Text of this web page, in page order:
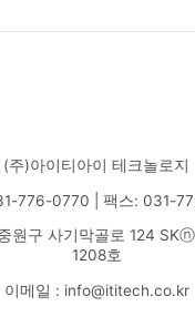
(주)아이티아이 테크놀로지
776-0770 | 팩스: 031-
원구 사기막골로 124
1208호
이메일 : info@ititech.co.kr